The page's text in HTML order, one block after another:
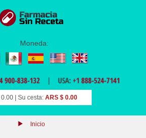
Moneda:
0.00 | Su cesta: ARS $ 0.00
Inicio